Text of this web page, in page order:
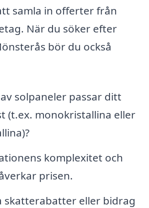
samla in offerter från
När du söker efter
bör du också
solpaneler passar ditt
(t.ex. monokristallina eller
komplexitet och
prisen.
skatterabatter eller bidrag